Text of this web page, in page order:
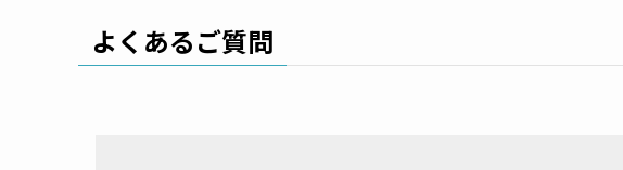
よくあるご質問